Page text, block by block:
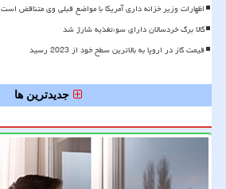
اظهارات وزیر خزانه داری آمریکا با مواضع قبلی وی متناقض است
کالا برگ خردسالان دارای سوءتغذیه شارژ شد
قیمت گاز در اروپا به بالاترین سطح خود از 2023 رسید
جدیدترین ها